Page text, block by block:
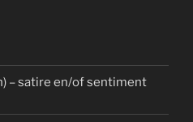
– satire en/of sentiment